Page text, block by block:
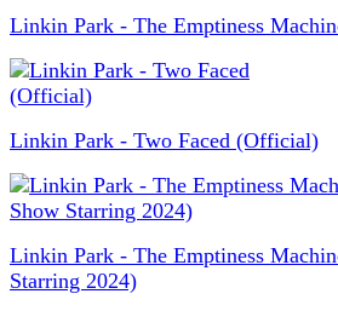
Linkin Park - The Emptiness
Linkin Park - Two Faced (Official)
Linkin Park - The Emptiness
Starring 2024)